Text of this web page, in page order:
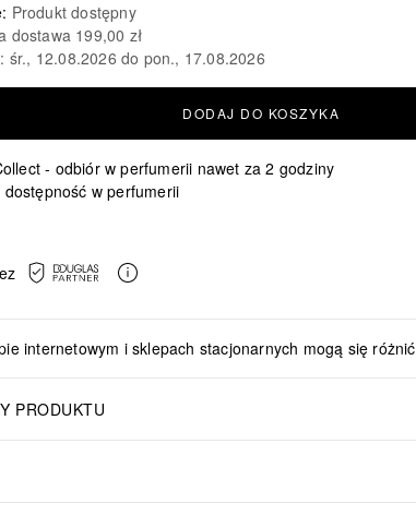
: Produkt dostępny
dostawa 199,00 zł
śr., 12.08.2026 do pon., 17.08.2026
DODAJ DO KOSZYKA
- odbiór w perfumerii nawet za 2 godziny
dostępność w perfumerii
internetowym i sklepach stacjonarnych mogą się różnić
PRODUKTU